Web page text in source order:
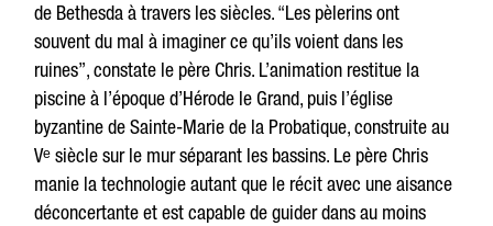
de Bethesda à travers les siècles. “Les pèlerins ont
souvent du mal à imaginer ce qu’ils voient dans les
ruines”, constate le père Chris. L’animation restitue la
piscine à l’époque d’Hérode le Grand, puis l’église
byzantine de Sainte-Marie de la Probatique, construite au
Vᵉ siècle sur le mur séparant les bassins. Le père Chris
manie la technologie autant que le récit avec une aisance
déconcertante et est capable de guider dans au moins